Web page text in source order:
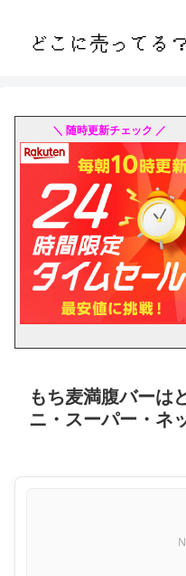
＼ 随時更新チェック ／
もち麦満腹バーは
ニ・スーパー・ネ